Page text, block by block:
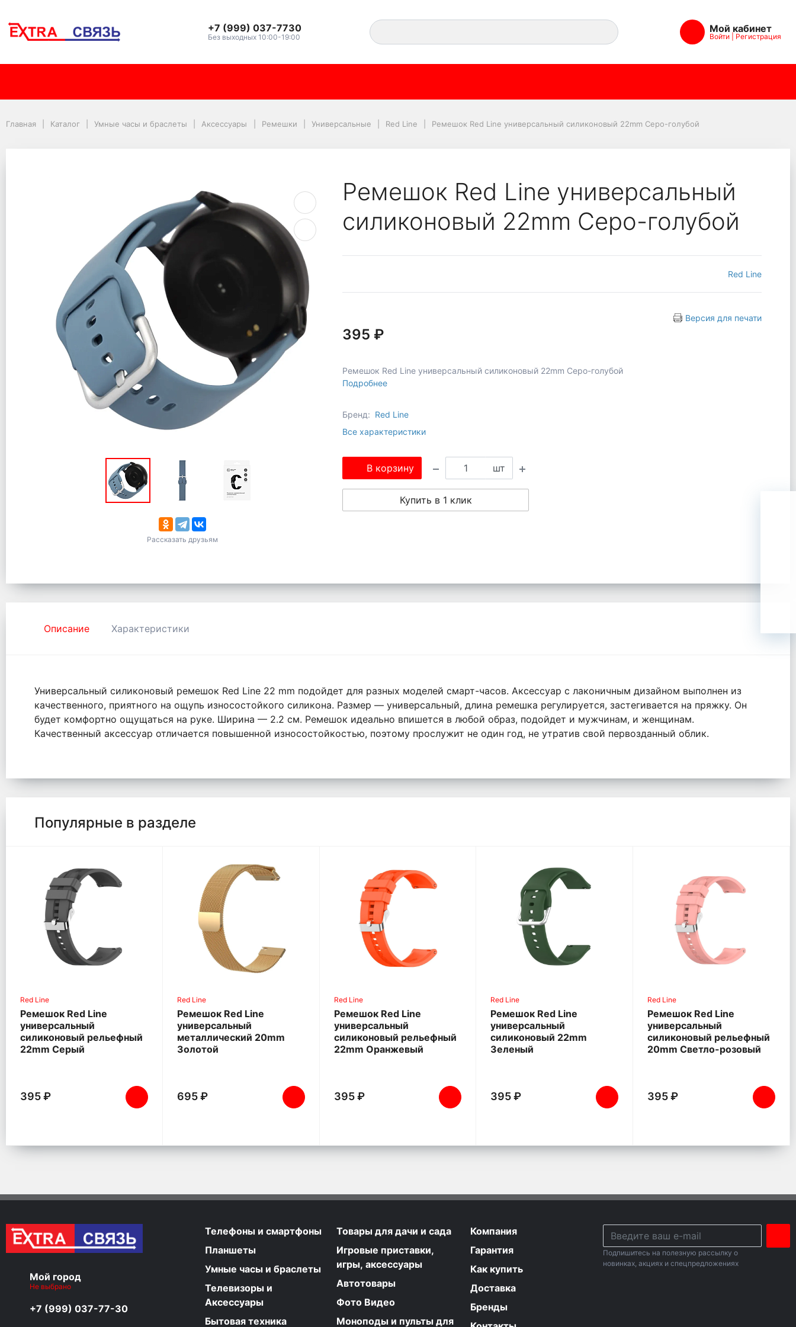
+7 (999) 037-7730
Без выходных 10:00-19:00
Мой кабинет
Войти Регистрация
Ремешок Red Line универсальный силиконовый 22mm Серо-
Главная Каталог Умные часы и браслеты Аксессуары Ремешки Универсальные Red Line Ремешок Red Line универсальный силиконовый 22mm Серо-голубой
Рассказать друзьям
Ремешок Red Line универсальный
силиконовый 22mm Серо-голубой
Red Line
Версия для печати
395 ₽
Ремешок Red Line универсальный силиконовый 22mm Серо-голубой
Подробнее
Бренд: Red Line
Все характеристики
В корзину шт
Купить в 1 клик
Описание Характеристики
Универсальный силиконовый ремешок Red Line 22 mm подойдет для разных моделей смарт-часов. Аксессуар с лаконичным дизайном выполнен из
качественного, приятного на ощупь износостойкого силикона. Размер — универсальный, длина ремешка регулируется, застегивается на пряжку. Он
будет комфортно ощущаться на руке. Ширина — 2.2 см. Ремешок идеально впишется в любой образ, подойдет и мужчинам, и женщинам.
Качественный аксессуар отличается повышенной износостойкостью, поэтому прослужит не один год, не утратив свой первозданный облик.
Популярные в разделе
Red Line
Ремешок Red Line
универсальный
силиконовый рельефный
22mm Серый
395 ₽
Red Line
Ремешок Red Line
универсальный
металлический 20mm
Золотой
695 ₽
Red Line
Ремешок Red Line
универсальный
силиконовый рельефный
22mm Оранжевый
395 ₽
Red Line
Ремешок Red Line
универсальный
силиконовый 22mm
Зеленый
395 ₽
Red Line
Ремешок Red Line
универсальный
силиконовый рельефный
20mm Светло-розовый
395 ₽
Мой город
Не выбрано
+7 (999) 037-77-30
Телефоны и смартфоны
Планшеты
Умные часы и браслеты
Телевизоры и
Аксессуары
Бытовая техника
Товары для дачи и сада
Игровые приставки,
игры, аксессуары
Автотовары
Фото Видео
Моноподы и пульты для
Компания
Гарантия
Как купить
Доставка
Бренды
Подпишитесь на полезную рассылку о
новинках, акциях и спецпредложениях